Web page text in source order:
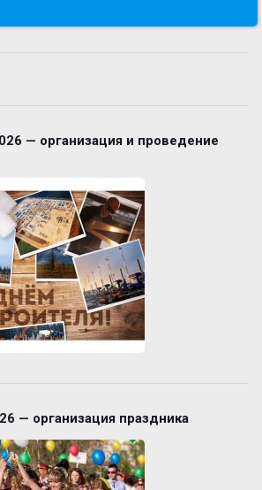
— организация и проведение
— организация праздника